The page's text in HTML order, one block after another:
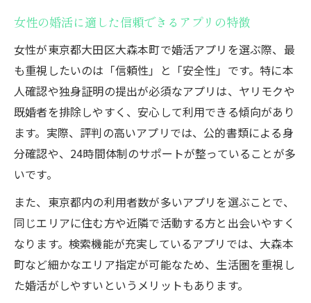
女性の婚活に適した信頼できるアプリの特徴
女性が東京都大田区大森本町で婚活アプリを選ぶ際、最
も重視したいのは「信頼性」と「安全性」です。特に本
人確認や独身証明の提出が必須なアプリは、ヤリモクや
既婚者を排除しやすく、安心して利用できる傾向があり
ます。実際、評判の高いアプリでは、公的書類による身
分確認や、24時間体制のサポートが整っていることが多
いです。
また、東京都内の利用者数が多いアプリを選ぶことで、
同じエリアに住む方や近隣で活動する方と出会いやすく
なります。検索機能が充実しているアプリでは、大森本
町など細かなエリア指定が可能なため、生活圏を重視し
た婚活がしやすいというメリットもあります。